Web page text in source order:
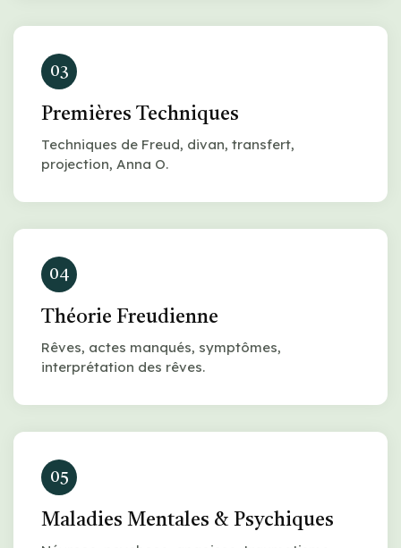
03
Premières Techniques
Techniques de Freud, divan, transfert,
projection, Anna O.
04
Théorie Freudienne
Rêves, actes manqués, symptômes,
interprétation des rêves.
05
Maladies Mentales & Psychiques